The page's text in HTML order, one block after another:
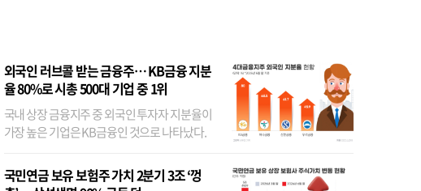
외국인 러브콜 받는 금융주… KB금융 지분
율 80%로 시총 500대 기업 중 1위
국내 상장 금융지주 중 외국인 투자자 지분율이
가장 높은 기업은 KB금융인 것으로 나타났다.
융이었다. 특히 KB금융은 지난달 말 기준 해외
기관투자자 지분율이...
국민연금 보유 보험주 가치 2분기 3조 ‘껑